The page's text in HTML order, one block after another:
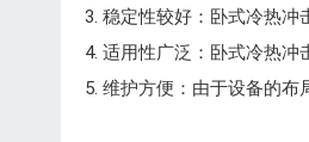
3. 稳定性较好：卧式冷热
4. 适用性广泛：卧式冷热
5. 维护方便：由于设备的